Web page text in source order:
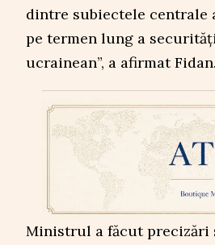
dintre subiectele centrale
pe termen lung a
ucrainean”, a afirmat Fidan.
Ministrul a făcut precizări